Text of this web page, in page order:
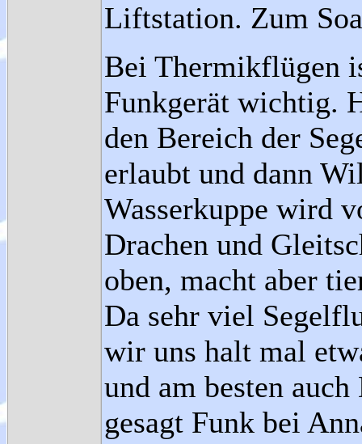
Liftstation. Zum
Bei Thermikflügen
Funkgerät wichtig.
den Bereich der
erlaubt und dann
Wasserkuppe wird
Drachen und
oben, macht aber
Da sehr viel
wir uns halt mal
und am besten
gesagt Funk bei